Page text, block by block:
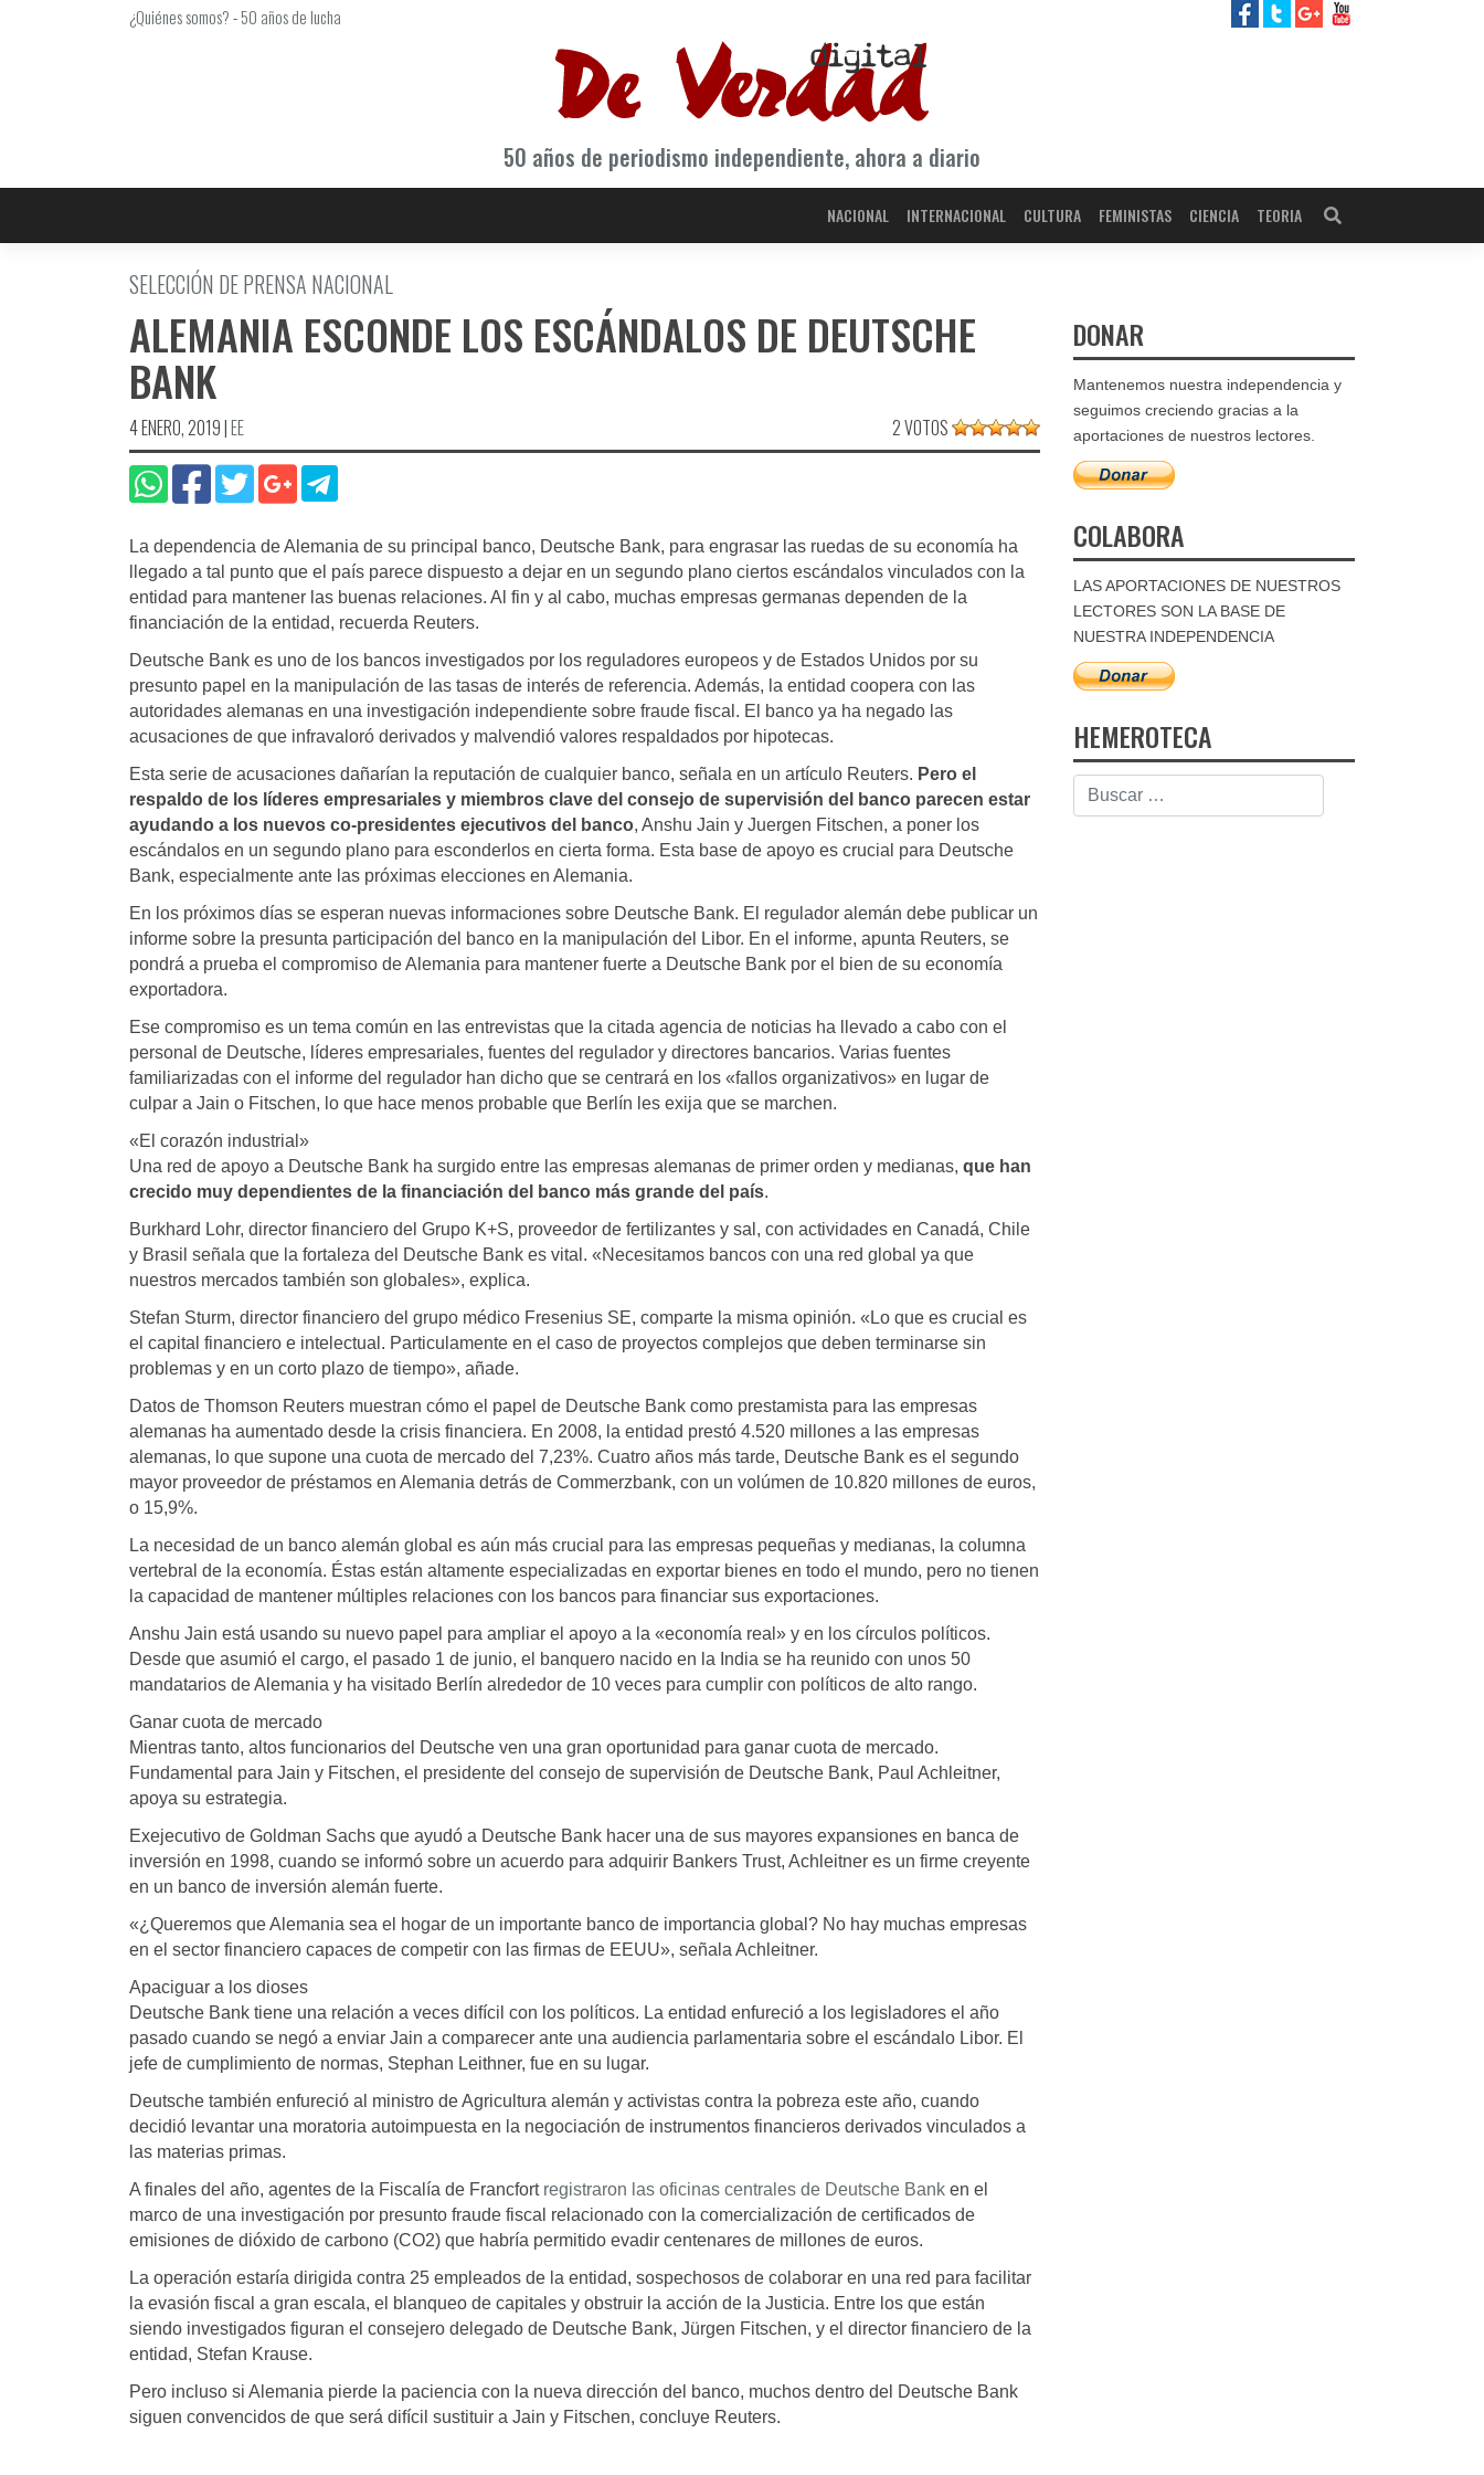
¿Quiénes somos?-50 años de lucha
50 años de periodismo independiente, ahora a diario
NACIONAL INTERNACIONAL CULTURA FEMINISTAS CIENCIA TEORIA
SELECCIÓN DE PRENSA NACIONAL
ALEMANIA ESCONDE LOS ESCÁNDALOS DE DEUTSCHE
BANK
4 ENERO, 2019|EE 2 VOTOS
La dependencia de Alemania de su principal banco, Deutsche Bank, para engrasar las ruedas de su economía ha
llegado a tal punto que el país parece dispuesto a dejar en un segundo plano ciertos escándalos vinculados con la
entidad para mantener las buenas relaciones. Al fin y al cabo, muchas empresas germanas dependen de la
financiación de la entidad, recuerda Reuters.
Deutsche Bank es uno de los bancos investigados por los reguladores europeos y de Estados Unidos por su
presunto papel en la manipulación de las tasas de interés de referencia. Además, la entidad coopera con las
autoridades alemanas en una investigación independiente sobre fraude fiscal. El banco ya ha negado las
acusaciones de que infravaloró derivados y malvendió valores respaldados por hipotecas.
Esta serie de acusaciones dañarían la reputación de cualquier banco, señala en un artículo Reuters. Pero el
respaldo de los líderes empresariales y miembros clave del consejo de supervisión del banco parecen estar
ayudando a los nuevos co-presidentes ejecutivos del banco, Anshu Jain y Juergen Fitschen, a poner los
escándalos en un segundo plano para esconderlos en cierta forma. Esta base de apoyo es crucial para Deutsche
Bank, especialmente ante las próximas elecciones en Alemania.
En los próximos días se esperan nuevas informaciones sobre Deutsche Bank. El regulador alemán debe publicar un
informe sobre la presunta participación del banco en la manipulación del Libor. En el informe, apunta Reuters, se
pondrá a prueba el compromiso de Alemania para mantener fuerte a Deutsche Bank por el bien de su economía
exportadora.
Ese compromiso es un tema común en las entrevistas que la citada agencia de noticias ha llevado a cabo con el
personal de Deutsche, líderes empresariales, fuentes del regulador y directores bancarios. Varias fuentes
familiarizadas con el informe del regulador han dicho que se centrará en los «fallos organizativos» en lugar de
culpar a Jain o Fitschen, lo que hace menos probable que Berlín les exija que se marchen.
«El corazón industrial»
Una red de apoyo a Deutsche Bank ha surgido entre las empresas alemanas de primer orden y medianas, que han
crecido muy dependientes de la financiación del banco más grande del país.
Burkhard Lohr, director financiero del Grupo K+S, proveedor de fertilizantes y sal, con actividades en Canadá, Chile
y Brasil señala que la fortaleza del Deutsche Bank es vital. «Necesitamos bancos con una red global ya que
nuestros mercados también son globales», explica.
Stefan Sturm, director financiero del grupo médico Fresenius SE, comparte la misma opinión. «Lo que es crucial es
el capital financiero e intelectual. Particulamente en el caso de proyectos complejos que deben terminarse sin
problemas y en un corto plazo de tiempo», añade.
Datos de Thomson Reuters muestran cómo el papel de Deutsche Bank como prestamista para las empresas
alemanas ha aumentado desde la crisis financiera. En 2008, la entidad prestó 4.520 millones a las empresas
alemanas, lo que supone una cuota de mercado del 7,23%. Cuatro años más tarde, Deutsche Bank es el segundo
mayor proveedor de préstamos en Alemania detrás de Commerzbank, con un volúmen de 10.820 millones de euros,
o 15,9%.
La necesidad de un banco alemán global es aún más crucial para las empresas pequeñas y medianas, la columna
vertebral de la economía. Éstas están altamente especializadas en exportar bienes en todo el mundo, pero no tienen
la capacidad de mantener múltiples relaciones con los bancos para financiar sus exportaciones.
Anshu Jain está usando su nuevo papel para ampliar el apoyo a la «economía real» y en los círculos políticos.
Desde que asumió el cargo, el pasado 1 de junio, el banquero nacido en la India se ha reunido con unos 50
mandatarios de Alemania y ha visitado Berlín alrededor de 10 veces para cumplir con políticos de alto rango.
Ganar cuota de mercado
Mientras tanto, altos funcionarios del Deutsche ven una gran oportunidad para ganar cuota de mercado.
Fundamental para Jain y Fitschen, el presidente del consejo de supervisión de Deutsche Bank, Paul Achleitner,
apoya su estrategia.
Exejecutivo de Goldman Sachs que ayudó a Deutsche Bank hacer una de sus mayores expansiones en banca de
inversión en 1998, cuando se informó sobre un acuerdo para adquirir Bankers Trust, Achleitner es un firme creyente
en un banco de inversión alemán fuerte.
«¿Queremos que Alemania sea el hogar de un importante banco de importancia global? No hay muchas empresas
en el sector financiero capaces de competir con las firmas de EEUU», señala Achleitner.
Apaciguar a los dioses
Deutsche Bank tiene una relación a veces difícil con los políticos. La entidad enfureció a los legisladores el año
pasado cuando se negó a enviar Jain a comparecer ante una audiencia parlamentaria sobre el escándalo Libor. El
jefe de cumplimiento de normas, Stephan Leithner, fue en su lugar.
Deutsche también enfureció al ministro de Agricultura alemán y activistas contra la pobreza este año, cuando
decidió levantar una moratoria autoimpuesta en la negociación de instrumentos financieros derivados vinculados a
las materias primas.
A finales del año, agentes de la Fiscalía de Francfort registraron las oficinas centrales de Deutsche Bank en el
marco de una investigación por presunto fraude fiscal relacionado con la comercialización de certificados de
emisiones de dióxido de carbono (CO2) que habría permitido evadir centenares de millones de euros.
La operación estaría dirigida contra 25 empleados de la entidad, sospechosos de colaborar en una red para facilitar
la evasión fiscal a gran escala, el blanqueo de capitales y obstruir la acción de la Justicia. Entre los que están
siendo investigados figuran el consejero delegado de Deutsche Bank, Jürgen Fitschen, y el director financiero de la
entidad, Stefan Krause.
Pero incluso si Alemania pierde la paciencia con la nueva dirección del banco, muchos dentro del Deutsche Bank
siguen convencidos de que será difícil sustituir a Jain y Fitschen, concluye Reuters.
DONAR
Mantenemos nuestra independencia y
seguimos creciendo gracias a la
aportaciones de nuestros lectores.
COLABORA
LAS APORTACIONES DE NUESTROS
LECTORES SON LA BASE DE
NUESTRA INDEPENDENCIA
HEMEROTECA